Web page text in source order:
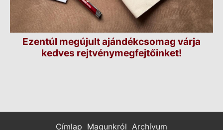
Ezentúl megújult ajándékcsomag várja
kedves rejtvénymegfejtőinket!
Címlap Magunkról Archívum